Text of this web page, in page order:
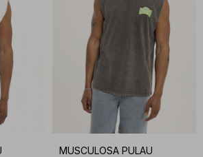
MUSCULOSA PULAU